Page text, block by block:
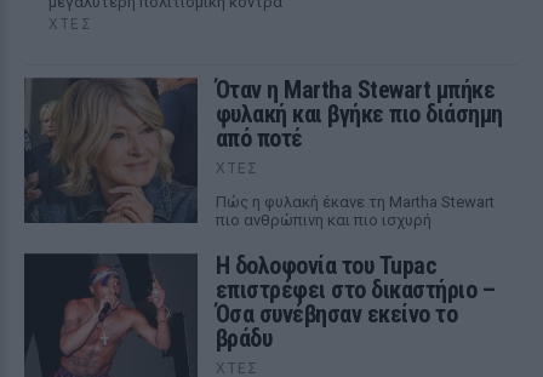
ΧΤΕΣ
Όταν η Martha Stewart μπήκε
φυλακή και βγήκε πιο διάσημη
από ποτέ
ΧΤΕΣ
Πώς η φυλακή έκανε τη Martha Stewart
πιο ανθρώπινη και πιο ισχυρή
Η δολοφονία του Tupac
επιστρέφει στο δικαστήριο –
Όσα συνέβησαν εκείνο το
βράδυ
ΧΤΕΣ